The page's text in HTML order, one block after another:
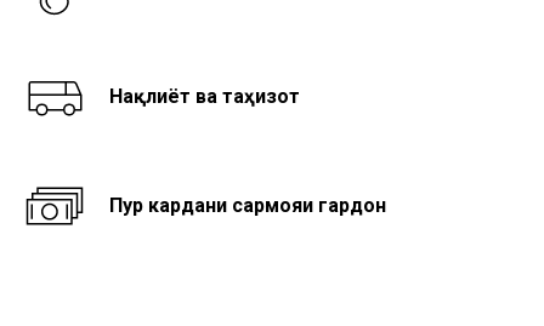
Нақлиёт ва таҷҳизот
Пур кардани сармояи гардон